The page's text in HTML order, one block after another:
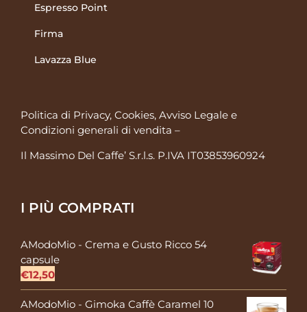
Espresso Point
Firma
Lavazza Blue
Politica di Privacy, Cookies, Avviso Legale e
Condizioni generali di vendita –
Il Massimo Del Caffe’ S.r.l.s. P.IVA IT03853960924
I PIÙ COMPRATI
AModoMio - Crema e Gusto Ricco 54
capsule
€12,50
AModoMio - Gimoka Caffè Caramel 10